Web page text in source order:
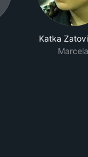
Katka
Marcela